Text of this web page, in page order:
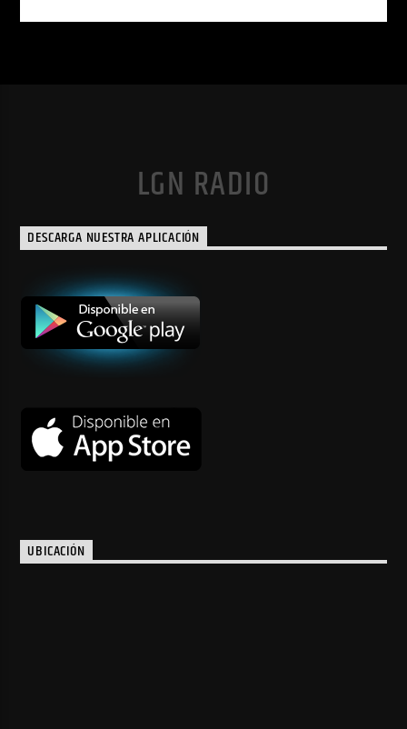
LGN RADIO
DESCARGA NUESTRA APLICACIÓN
UBICACIÓN